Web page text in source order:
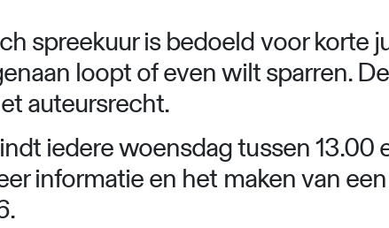
spreekuur is bedoeld voor korte
loopt of even wilt sparren.
auteursrecht.
iedere woensdag tussen 13.00
informatie en het maken van